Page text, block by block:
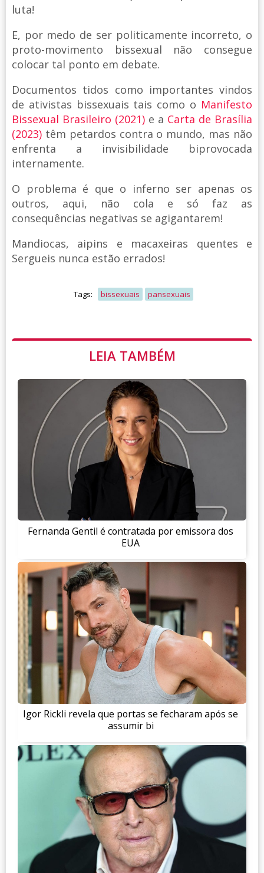
luta!
E, por medo de ser politicamente incorreto, o
proto-movimento bissexual não consegue
colocar tal ponto em debate.
Documentos tidos como importantes vindos
de ativistas bissexuais tais como o Manifesto
Bissexual Brasileiro (2021) e a Carta de Brasília
(2023) têm petardos contra o mundo, mas não
enfrenta a invisibilidade biprovocada
internamente.
O problema é que o inferno ser apenas os
outros, aqui, não cola e só faz as
consequências negativas se agigantarem!
Mandiocas, aipins e macaxeiras quentes e
Sergueis nunca estão errados!
Tags: bissexuais pansexuais
LEIA TAMBÉM
Fernanda Gentil é contratada por emissora dos
EUA
Igor Rickli revela que portas se fecharam após se
assumir bi